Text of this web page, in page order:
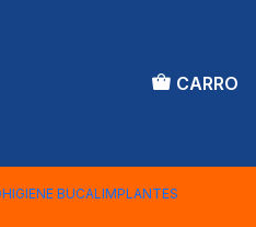
CARRO
HIGIENE BUCALIMPLANTES